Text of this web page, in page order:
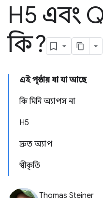
H5 এবং
কি?
এই পৃষ্ঠায় যা যা আছে
কি মিনি অ্যাপস না
H5
দ্রুত অ্যাপ
স্বীকৃতি
Thomas Steiner